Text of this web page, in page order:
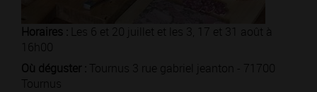
Horaires : Les 6 et 20 juillet et les 3, 17 et 31 août à
16h00
Où déguster : Tournus 3 rue gabriel jeanton - 71700
Tournus